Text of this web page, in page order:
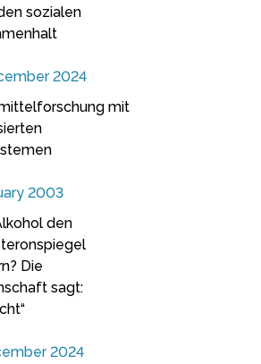
sozialen
2024
mit
2003
den
Die
sagt:
2024